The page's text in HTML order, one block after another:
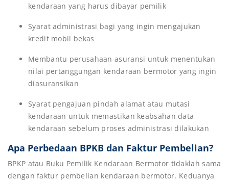
kendaraan yang harus dibayar pemilik
Syarat administrasi bagi yang ingin mengajukan
kredit mobil bekas
Membantu perusahaan asuransi untuk menentukan
nilai pertanggungan kendaraan bermotor yang ingin
diasuransikan
Syarat pengajuan pindah alamat atau mutasi
kendaraan untuk memastikan keabsahan data
kendaraan sebelum proses administrasi dilakukan
Apa Perbedaan BPKB dan Faktur Pembelian?
BPKP atau Buku Pemilik Kendaraan Bermotor tidaklah sama
dengan faktur pembelian kendaraan bermotor. Keduanya